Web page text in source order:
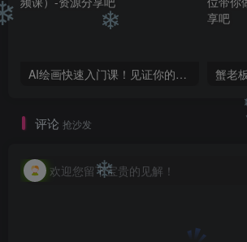
AI绘画快速入门课！见证你的惊世画作！midjourney,SDS（26节视频课）
评论 抢沙发
欢迎您留下宝贵的见解！